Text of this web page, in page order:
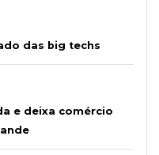
das big techs
e deixa comércio